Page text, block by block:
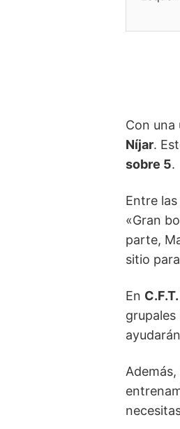
Con una
Níjar.
sobre 5.
Entre
«Gran
parte,
sitio
En
Además,